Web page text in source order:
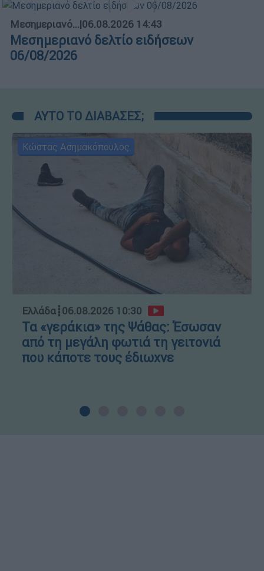
Μεσημεριανό...|06.08.2026 14:43
Μεσημεριανό δελτίο ειδήσεων
06/08/2026
ΑΥΤΟ ΤΟ ΔΙΑΒΑΣΕΣ;
Κώστας Ασημακόπουλος
Ελλάδα┋06.08.2026 10:30
Τα «γεράκια» της Ψάθας: Έσωσαν
από τη μεγάλη φωτιά τη γειτονιά
που κάποτε τους έδιωχνε